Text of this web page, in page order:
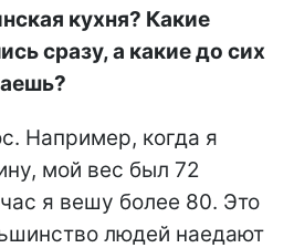
кухня? Какие
сразу, а какие до сих
Например, когда я
мой вес был 72
я вешу более 80. Это
людей наедают